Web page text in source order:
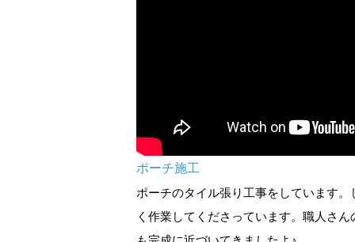
ポーチ施工
ポーチのタイル張り工事をしています
く作業してくださっています。職人さ